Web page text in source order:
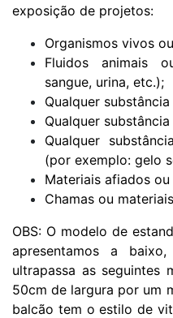
exposição de projetos:
Organismos vivos
Fluidos animais
sangue, urina, etc.);
Qualquer
Qualquer
Qualquer
(por exemplo: gelo
Materiais afiados
Chamas ou
OBS: O modelo de
apresentamos a
ultrapassa as seguintes
50cm de largura por um
balcão tem o estilo de